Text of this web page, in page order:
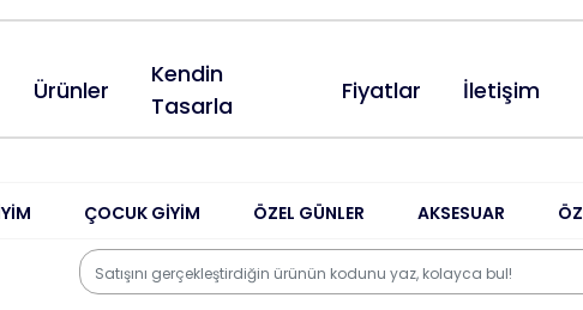
Ürünler
Kendin
Tasarla
Fiyatlar İletişim
ÇOCUK GİYİM ÖZEL GÜNLER AKSESUAR